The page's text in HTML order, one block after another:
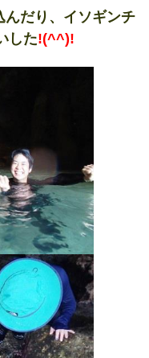
だり、イソギンチ
した!(^^)!